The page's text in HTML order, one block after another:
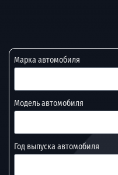
Марка автомобиля
Модель автомобиля
Год выпуска автомобиля